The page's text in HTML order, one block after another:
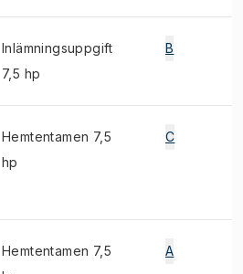
Inlämningsuppgift
7,5 hp
B
Hemtentamen 7,5
hp
C
Hemtentamen 7,5
A